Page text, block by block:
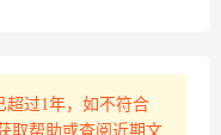
超过1年，如不符合
取帮助或查阅近期文